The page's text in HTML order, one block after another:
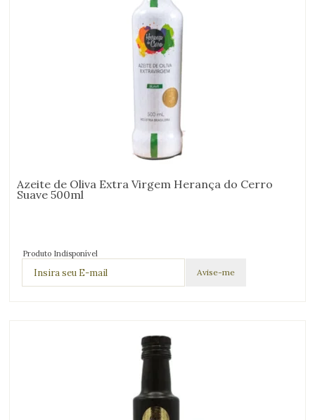
Azeite de Oliva Extra Virgem Herança do Cerro
Suave 500ml
Produto Indisponível